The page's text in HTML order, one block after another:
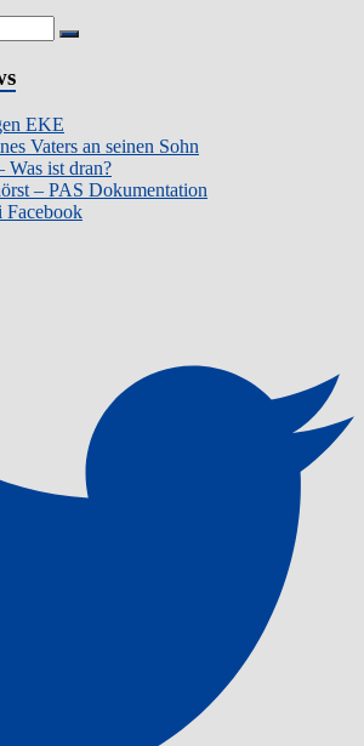
EKE
Vaters an seinen Sohn
Was ist dran?
– PAS Dokumentation
Facebook